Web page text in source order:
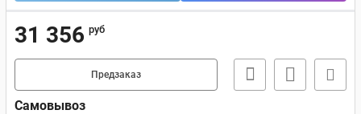
31 356 руб
Предзаказ
Самовывоз